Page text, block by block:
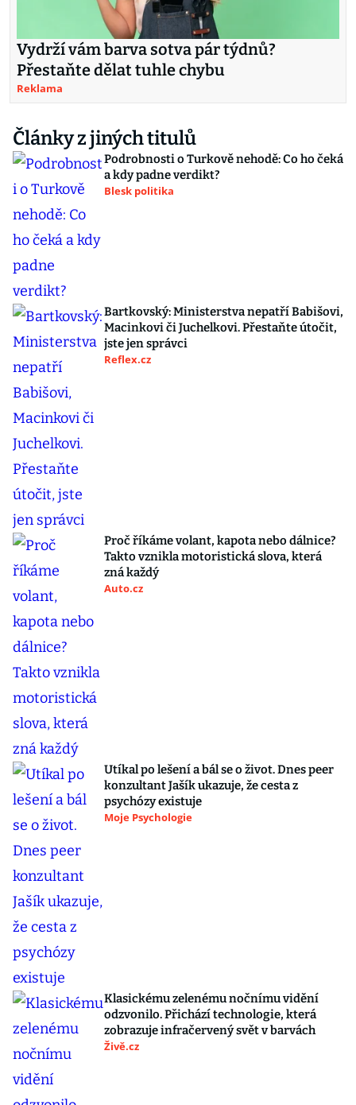
Vydrží vám barva sotva pár týdnů?
Přestaňte dělat tuhle chybu
Reklama
Články z jiných titulů
Podrobnosti o Turkově nehodě: Co ho čeká
a kdy padne verdikt?
Blesk politika
Bartkovský: Ministerstva nepatří Babišovi,
Macinkovi či Juchelkovi. Přestaňte útočit,
jste jen správci
Reflex.cz
Proč říkáme volant, kapota nebo dálnice?
Takto vznikla motoristická slova, která
zná každý
Auto.cz
Utíkal po lešení a bál se o život. Dnes peer
konzultant Jašík ukazuje, že cesta z
psychózy existuje
Moje Psychologie
Klasickému zelenému nočnímu vidění
odzvonilo. Přichází technologie, která
zobrazuje infračervený svět v barvách
Živě.cz